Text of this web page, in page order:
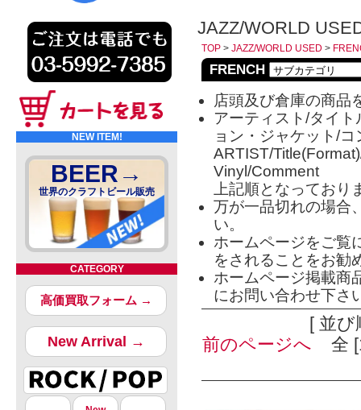
NEW ITEM!
BEER→
世界のクラフトビール販売
CATEGORY
高価買取フォーム →
New Arrival →
JAZZ/WORLD
TOP > JAZZ/WORLD USED >
FRENCH
店頭及び倉庫の商品
アーティスト/タイ
ョン・ジャケット/
ARTIST/
Vinyl/Comment
上記順となっており
万が一品切れの場合
い。
ホームページをご覧
をされることをお勧
ホームページ掲載商
にお問い合わせ下さ
[ 並
前のページへ 全